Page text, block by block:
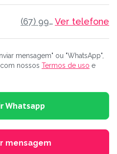
(67) 99231-0119Ver telefone
mensagem" ou "WhatsApp",
nossos Termos de uso e
Whatsapp
mensagem